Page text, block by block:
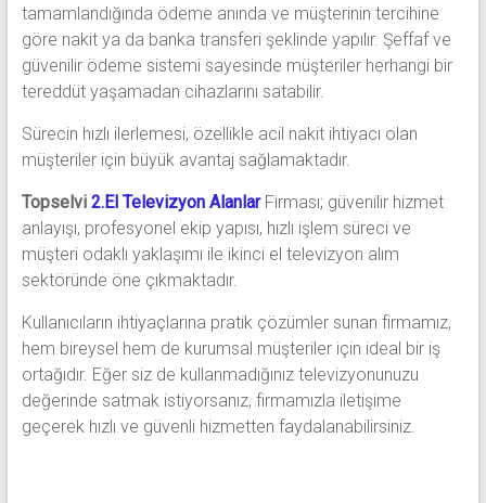
tamamlandığında ödeme anında ve müşterinin tercihine
göre nakit ya da banka transferi şeklinde yapılır. Şeffaf ve
güvenilir ödeme sistemi sayesinde müşteriler herhangi bir
tereddüt yaşamadan cihazlarını satabilir.
Sürecin hızlı ilerlemesi, özellikle acil nakit ihtiyacı olan
müşteriler için büyük avantaj sağlamaktadır.
Topselvi 2.El Televizyon AlanlarFirması; güvenilir hizmet
anlayışı, profesyonel ekip yapısı, hızlı işlem süreci ve
müşteri odaklı yaklaşımı ile ikinci el televizyon alım
sektöründe öne çıkmaktadır.
Kullanıcıların ihtiyaçlarına pratik çözümler sunan firmamız,
hem bireysel hem de kurumsal müşteriler için ideal bir iş
ortağıdır. Eğer siz de kullanmadığınız televizyonunuzu
değerinde satmak istiyorsanız, firmamızla iletişime
geçerek hızlı ve güvenli hizmetten faydalanabilirsiniz.